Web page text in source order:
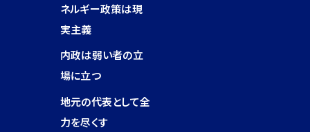
ネルギー政策は現
実主義
内政は弱い者の立
場に立つ
地元の代表として全
力を尽くす